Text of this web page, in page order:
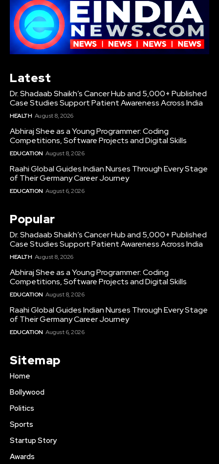
Latest
Dr. Shadaab Shaikh’s Cancer Hub and 5,000+ Published
Case Studies Support Patient Awareness Across India
HEALTH August 8, 2026
Abhiraj Shee as a Young Programmer: Coding
Competitions, Software Projects and Digital Skills
EDUCATION August 8, 2026
Raahi Global Guides Indian Nurses Through Every Stage
of Their Germany Career Journey
EDUCATION August 6, 2026
Popular
Dr. Shadaab Shaikh’s Cancer Hub and 5,000+ Published
Case Studies Support Patient Awareness Across India
HEALTH August 8, 2026
Abhiraj Shee as a Young Programmer: Coding
Competitions, Software Projects and Digital Skills
EDUCATION August 8, 2026
Raahi Global Guides Indian Nurses Through Every Stage
of Their Germany Career Journey
EDUCATION August 6, 2026
Sitemap
Home
Bollywood
Politics
Sports
Startup Story
Awards